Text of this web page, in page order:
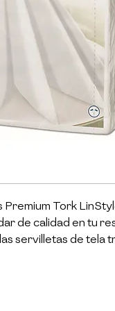
Tork
de calidad en tu
servilletas de tela